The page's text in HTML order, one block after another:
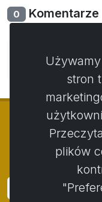
0 Komentarze
Nie ma jeszcze
©
stron
plików